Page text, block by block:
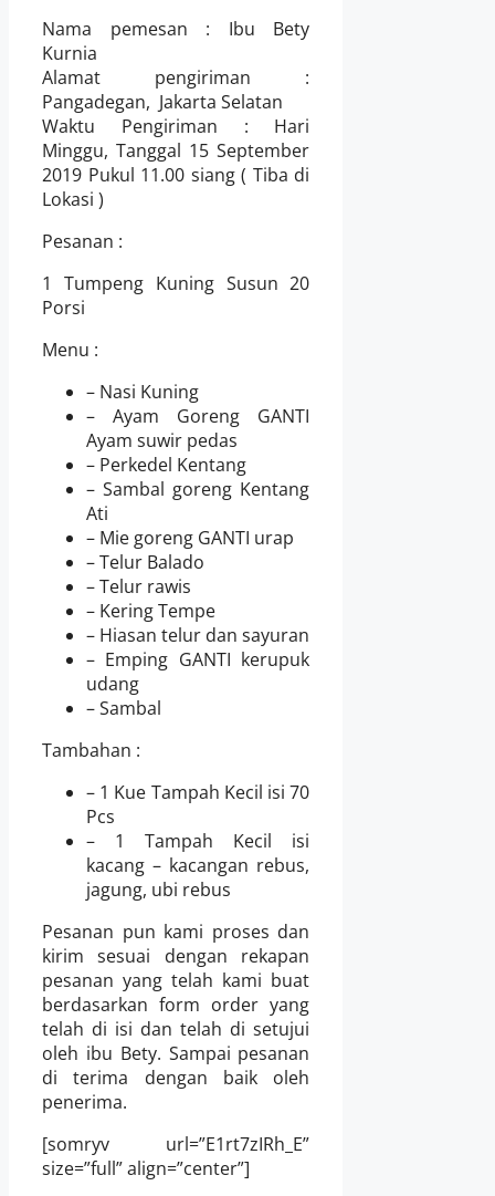
Nama pemesan : Ibu Bety
Kurnia
Alamat pengiriman :
Pangadegan, Jakarta Selatan
Waktu Pengiriman : Hari
Minggu, Tanggal 15September
2019 Pukul 11.00 siang( Tiba di
Lokasi )
Pesanan :
1 Tumpeng Kuning Susun 20
Porsi
Menu :
– Nasi Kuning
– Ayam Goreng GANTI
Ayam suwir pedas
– Perkedel Kentang
– Sambal goreng Kentang
Ati
– Mie goreng GANTI urap
– Telur Balado
– Telur rawis
– Kering Tempe
– Hiasan telur dan sayuran
– Emping GANTI kerupuk
udang
– Sambal
Tambahan :
– 1 Kue Tampah Kecil isi 70
Pcs
– 1 Tampah Kecil isi
kacang – kacangan rebus,
jagung, ubi rebus
Pesanan pun kami proses dan
kirim sesuai dengan rekapan
pesanan yang telah kami buat
berdasarkan form order yang
telah di isi dan telah di setujui
oleh ibu Bety. Sampai pesanan
di terima dengan baik oleh
penerima.
[somryv url=”E1rt7zIRh_E”
size=”full” align=”center”]